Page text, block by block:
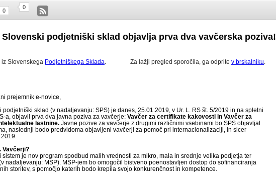
0
0
Slovenski podjetniški sklad objavlja prva dva vavčerska poziva!
iz Slovenskega Podjetniškega Sklada. Za lažji pregled sporočila, ga odprite v brskalniku.
prejemnik e-novice,
podjetniški sklad (v nadaljevanju: SPS) je danes, 25.01.2019, v Ur. L. RS št. 5/2019 in na spletni
a, objavil prva dva javna poziva za vavčerje: Vavčer za certifikate kakovosti in Vavčer za
lastnine. Javne pozive za vavčerje z drugimi različnimi vsebinami bo SPS objavljal
naslednji bodo predvidoma objavljeni vavčerji za pomoč pri internacionalizaciji, in sicer
Vavčerji?
sistem je nov program spodbud malih vrednosti za mikro, mala in srednje velika podjetja ter
nadaljevanju: MSP). MSP-jem bo omogočil bistveno poenostavljen dostop do sofinanciranja
storitev, s pomočjo katerih bodo krepila svojo konkurenčnost in kompetence.